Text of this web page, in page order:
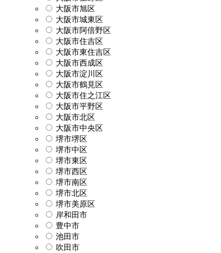
大阪市旭区
大阪市城東区
大阪市阿倍野区
大阪市住吉区
大阪市東住吉区
大阪市西成区
大阪市淀川区
大阪市鶴見区
大阪市住之江区
大阪市平野区
大阪市北区
大阪市中央区
堺市堺区
堺市中区
堺市東区
堺市西区
堺市南区
堺市北区
堺市美原区
岸和田市
豊中市
池田市
吹田市